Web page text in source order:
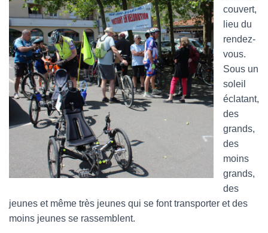
couvert,
lieu du
rendez-
vous.
Sous un
soleil
éclatant,
des
grands,
des
moins
grands,
des
jeunes et même très jeunes qui se font transporter et des
moins jeunes se rassemblent.